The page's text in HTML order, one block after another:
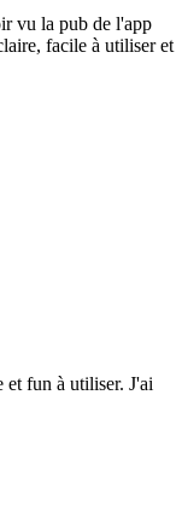
vu la pub de l'app
facile à utiliser et
et fun à utiliser. J'ai